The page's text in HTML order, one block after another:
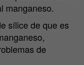
manganeso.
sílice de que es
de